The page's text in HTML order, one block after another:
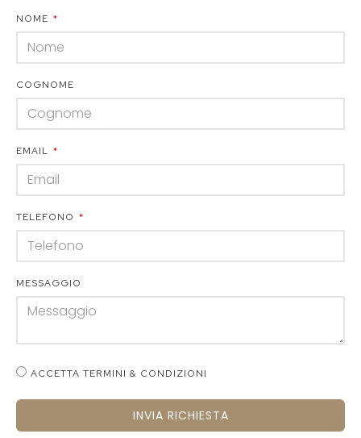
NOME
COGNOME
EMAIL
TELEFONO
MESSAGGIO
ACCETTA TERMINI & CONDIZIONI
INVIA RICHIESTA